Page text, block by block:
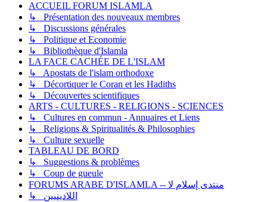
ACCUEIL FORUM ISLAMLA
↳ Présentation des nouveaux membres
↳ Discussions générales
↳ Politique et Economie
↳ Bibliothèque d'Islamla
LA FACE CACHÉE DE L'ISLAM
↳ Apostats de l'islam orthodoxe
↳ Décortiquer le Coran et les Hadiths
↳ Découvertes scientifiques
ARTS - CULTURES - RELIGIONS - SCIENCES
↳ Cultures en commun - Annuaires et Liens
↳ Religions & Spiritualités & Philosophies
↳ Culture sexuelle
TABLEAU DE BORD
↳ Suggestions & problèmes
↳ Coup de gueule
FORUMS ARABE D'ISLAMLA -- منتدى إسلام لا
↳ اللادينيين